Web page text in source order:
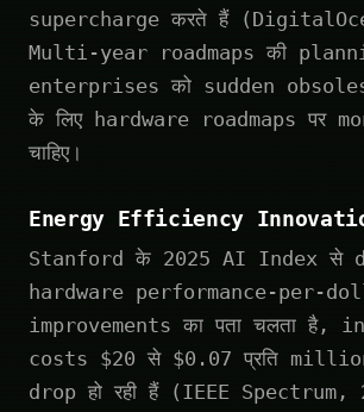
supercharge करते हैं
Multi-year roadmaps की
enterprises को sudden
के लिए hardware roadmaps पर
चाहिए।
Energy Efficiency
Stanford के 2025 AI Index से
hardware performance-per-
improvements का पता चलता है,
costs $20 से $0.07 प्रति
drop हो रही हैं (IEEE